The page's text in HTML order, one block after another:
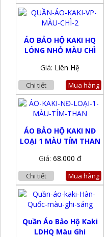
ÁO BẢO HỘ KAKI HQ
LÓNG NHỎ MÀU CHÌ
Giá: Liên Hệ
Chi tiết Mua hàng
ÁO BẢO HỘ KAKI NĐ
LOẠI 1 MÀU TÍM THAN
Giá: 68.000 đ
Chi tiết Mua hàng
Quần Áo Bảo Hộ Kaki
LDHQ Màu Ghi